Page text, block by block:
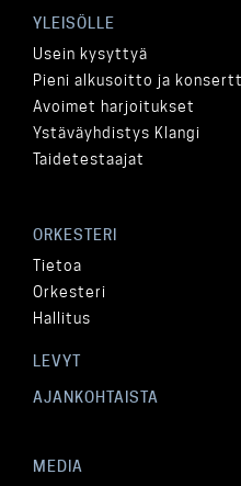
YLEISÖLLE
Usein kysyttyä
Pieni alkusoitto ja
Avoimet harjoitukset
Ystäväyhdistys Klangi
Taidetestaajat
ORKESTERI
Tietoa
Orkesteri
Hallitus
LEVYT
AJANKOHTAISTA
MEDIA